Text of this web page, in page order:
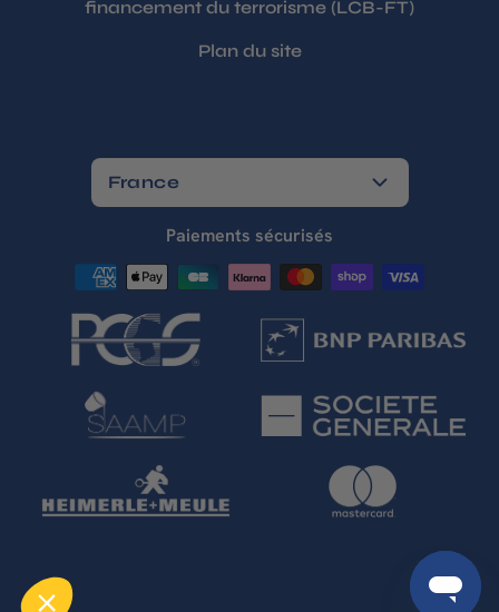
financement du terrorisme (LCB-FT)
Plan du site
France
Paiements sécurisés